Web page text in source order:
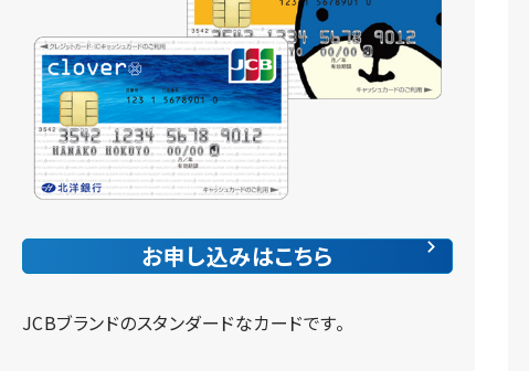
お申し込みはこちら
JCBブランドのスタンダードなカードです。